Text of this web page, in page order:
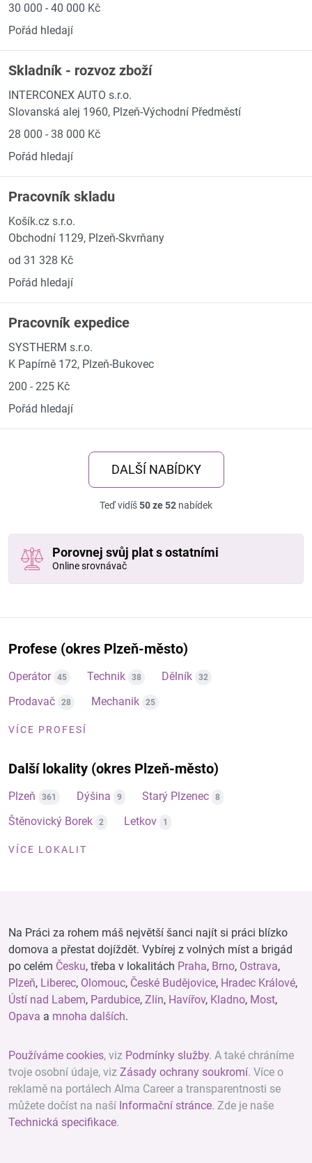
30 000 - 40 000 Kč
Pořád hledají
Skladník - rozvoz zboží
INTERCONEX AUTO s.r.o.
Slovanská alej 1960, Plzeň-Východní Předměstí
28 000 - 38 000 Kč
Pořád hledají
Pracovník skladu
Košík.cz s.r.o.
Obchodní 1129, Plzeň-Skvrňany
od 31 328 Kč
Pořád hledají
Pracovník expedice
SYSTHERM s.r.o.
K Papírně 172, Plzeň-Bukovec
200 - 225 Kč
Pořád hledají
DALŠÍ NABÍDKY
Teď vidíš50 ze 52 nabídek
Porovnej svůj plat s ostatními
Online srovnávač
Profese (okres Plzeň-město)
Operátor 45 Technik 38 Dělník 32
Prodavač 28 Mechanik 25
VÍCE PROFESÍ
Další lokality (okres Plzeň-město)
Plzeň 361 Dýšina 9 Starý Plzenec 8
Štěnovický Borek 2 Letkov 1
VÍCE LOKALIT
Na Práci za rohem máš největší šanci najít si práci blízko
domova a přestat dojíždět. Vybírej z volných míst a brigád
po celém Česku, třeba v lokalitách Praha, Brno, Ostrava,
Plzeň, Liberec, Olomouc, České Budějovice, Hradec Králové,
Ústí nad Labem, Pardubice, Zlín, Havířov, Kladno, Most,
Opava a mnoha dalších.
Používáme cookies, viz Podmínky služby. A také chráníme
tvoje osobní údaje, viz Zásady ochrany soukromí. Více o
reklamě na portálech Alma Career a transparentnosti se
můžete dočíst na naší Informační stránce. Zde je naše
Technická specifikace.